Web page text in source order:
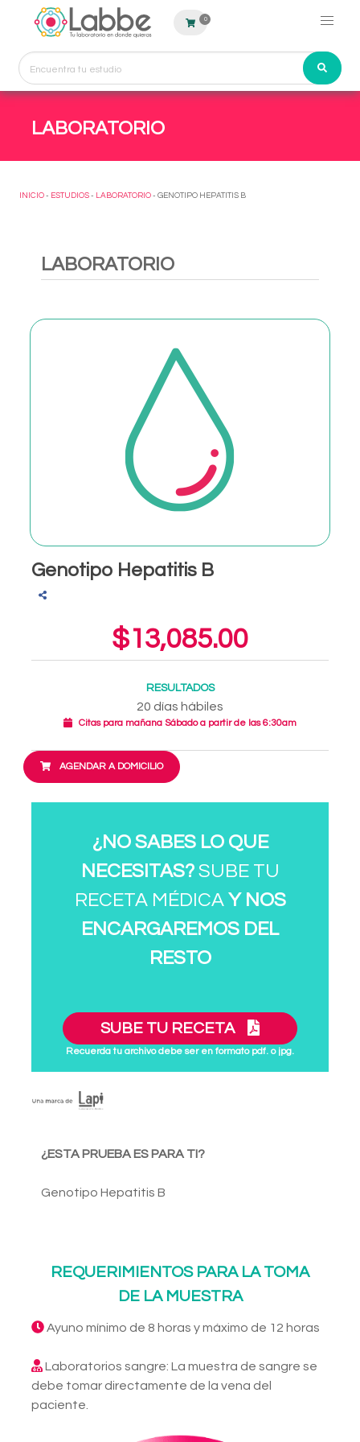
0
LABORATORIO
INICIO - ESTUDIOS - LABORATORIO - GENOTIPO HEPATITIS B
LABORATORIO
Genotipo Hepatitis B
$13,085.00
RESULTADOS
20 días hábiles
Citas para mañana Sábado a partir de las 6:30am
AGENDAR A DOMICILIO
¿NO SABES LO QUE
NECESITAS?SUBE TU
RECETA MÉDICA Y NOS
ENCARGAREMOS DEL
RESTO
SUBE TU RECETA
Recuerda tu archivo debe ser en formato pdf. o jpg.
¿ESTA PRUEBA ES PARA TI?
Genotipo Hepatitis B
REQUERIMIENTOS PARA LA TOMA
DE LA MUESTRA
Ayuno mínimo de 8 horas y máximo de 12 horas
Laboratorios sangre: La muestra de sangre se
debe tomar directamente de la vena del
paciente.